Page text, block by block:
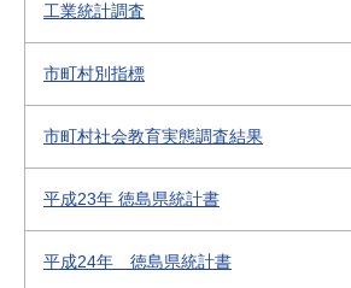
工業統計調査
市町村別指標
市町村社会教育実態調査結果
平成23年 徳島県統計書
平成24年 徳島県統計書